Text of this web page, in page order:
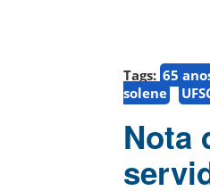
Tags: 65
solene
Nota